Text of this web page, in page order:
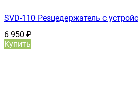
SVD-110 Резцедержатель с
6 950 ₽
Купить